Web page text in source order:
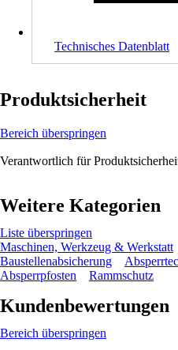
Technisches Datenblatt
Produktsicherheit
Bereich überspringen
Verantwortlich für
Weitere Kategorien
Liste überspringen
Maschinen, Werkzeug & Werkstatt
Baustellenabsicherung
Absperrpfosten
Rammschutz
Kundenbewertungen
Bereich überspringen